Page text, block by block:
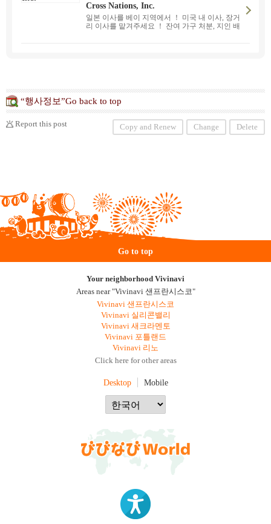
Cross Nations, Inc.
일본 이사를 베이 지역에서 ！ 미국 내 이사, 장거
리 이사를 맡겨주세요 ！ 잔여 가구 처분, 지인 배
“행사정보”Go back to top
Report this post Copy and Renew Change Delete
Go to top
Your neighborhood Vivinavi
Areas near "Vivinavi 샌프란시스코"
Vivinavi 샌프란시스코
Vivinavi 실리콘밸리
Vivinavi 새크라멘토
Vivinavi 포틀랜드
Vivinavi 리노
Click here for other areas
Desktop Mobile